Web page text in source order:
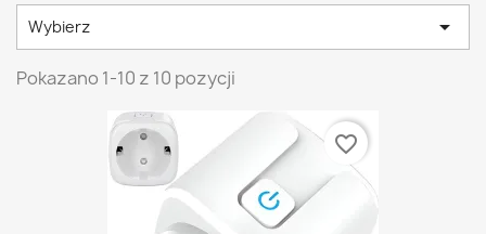
Wybierz 
Pokazano 1-10 z 10 pozycji
favorite_border